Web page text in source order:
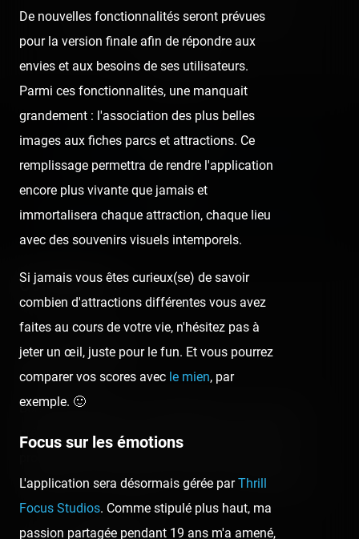
🤮 Sick ❤️ Supportive 🙏 Thankful
Comment
Next post:
LUNA PARK LA PALMYRE — 13 JUILLET 2020 ›
Comments
Elo Cousin
Bonne balade dans ce magnifique zoo qui est mon
préférée egalement !! Nous espérons le faire lannee
sécurité et sans masques car sinon trop irrespirable.
Laura Liennard
De nouvelles fonctionnalités seront prévues
pour la version finale afin de répondre aux
envies et aux besoins de ses utilisateurs.
Parmi ces fonctionnalités, une manquait
grandement : l'association des plus belles
images aux fiches parcs et attractions. Ce
remplissage permettra de rendre l'application
encore plus vivante que jamais et
immortalisera chaque attraction, chaque lieu
avec des souvenirs visuels intemporels.
Si jamais vous êtes curieux(se) de savoir
combien d'attractions différentes vous avez
faites au cours de votre vie, n'hésitez pas à
jeter un œil, juste pour le fun. Et vous pourrez
comparer vos scores avec le mien, par
exemple. 🙂
Focus sur les émotions
L'application sera désormais gérée parThrill
Focus Studios. Comme stipulé plus haut, ma
passion partagée pendant 19 ans m'a amené,